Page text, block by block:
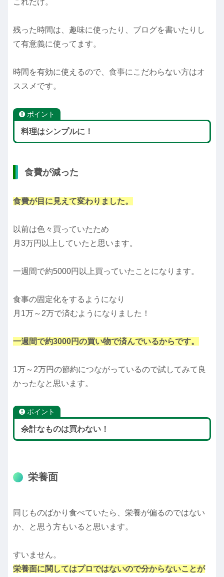
残った時間は、趣味に使ったり、ブログを書いたりし
て有意義に使ってます。
時間を有効に使えるので、食事にこだわらない方はオ
ススメです。
ポイント
料理はシンプルに！
食費が減った
食費が目に見えて変わりました。
以前は色々買っていたため
月3万円以上していたと思います。
一週間で約5000円以上買っていたことになります。
食事の固定化をするようになり
月1万～2万で済むようになりました！
一週間で約3000円の買い物で済んでいるからです。
1万～2万円の節約につながっているので試してみて良
かったなと思います。
ポイント
余計なものは買わない！
栄養面
同じものばかり食べていたら、栄養が偏るのではない
か、と思う方もいると思います。
すいません。
栄養面に関してはプロではないので分からないことが